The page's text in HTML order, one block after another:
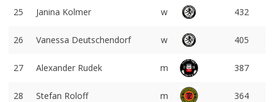
25 Janina Kolmer w 432
26 Vanessa Deutschendorf w 405
27 Alexander Rudek m 387
28 Stefan Roloff m 364